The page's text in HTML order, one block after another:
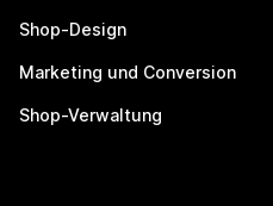
Shop-Design
Marketing und Conversion
Shop-Verwaltung